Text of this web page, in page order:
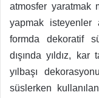
atmosfer yaratmak
yapmak isteyenler
formda dekoratif
dışında yıldız,
yılbaşı
süslerken